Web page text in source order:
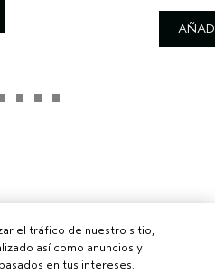
el tráfico de nuestro sitio,
así como anuncios y
en tus intereses.